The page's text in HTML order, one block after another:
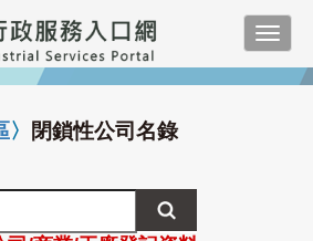
〉 閉鎖性公司名錄